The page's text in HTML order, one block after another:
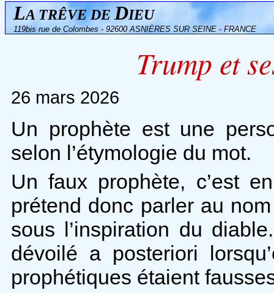
LA TRÊVE DEDIEU
119bis rue de Colombes - 92600 ASNIÈRES SUR SEINE - FRANCE
Trump et
26 mars 2026
Un prophète est une
selon l’étymologie du mot.
Un faux prophète, c’est
prétend donc parler au
sous l’inspiration du
dévoilé a posteriori
prophétiques étaient